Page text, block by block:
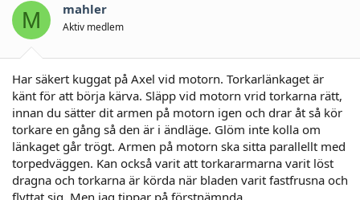
M mahler
Aktiv medlem
Har säkert kuggat på Axel vid motorn. Torkarlänkaget är
känt för att börja kärva. Släpp vid motorn vrid torkarna rätt,
innan du sätter dit armen på motorn igen och drar åt så kör
torkare en gång så den är i ändläge. Glöm inte kolla om
länkaget går trögt. Armen på motorn ska sitta parallellt med
torpedväggen. Kan också varit att torkararmarna varit löst
dragna och torkarna är körda när bladen varit fastfrusna och
flyttat sig. Men jag tippar på förstnämnda.